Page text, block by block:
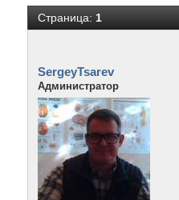
Страница: 1
SergeyTsarev
Администратор